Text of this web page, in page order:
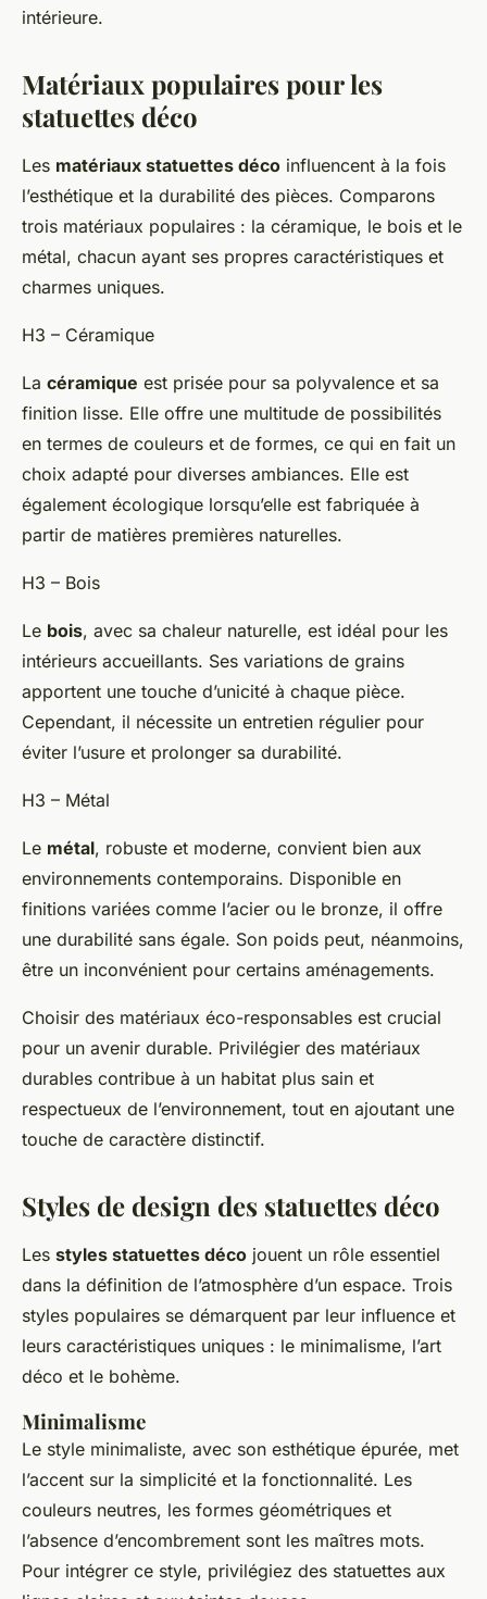
intérieure.
Matériaux populaires pour les
statuettes déco
Les matériaux statuettes déco influencent à la fois
l’esthétique et la durabilité des pièces. Comparons
trois matériaux populaires : la céramique, le bois et le
métal, chacun ayant ses propres caractéristiques et
charmes uniques.
H3 – Céramique
La céramique est prisée pour sa polyvalence et sa
finition lisse. Elle offre une multitude de possibilités
en termes de couleurs et de formes, ce qui en fait un
choix adapté pour diverses ambiances. Elle est
également écologique lorsqu’elle est fabriquée à
partir de matières premières naturelles.
H3 – Bois
Le bois, avec sa chaleur naturelle, est idéal pour les
intérieurs accueillants. Ses variations de grains
apportent une touche d’unicité à chaque pièce.
Cependant, il nécessite un entretien régulier pour
éviter l’usure et prolonger sa durabilité.
H3 – Métal
Le métal, robuste et moderne, convient bien aux
environnements contemporains. Disponible en
finitions variées comme l’acier ou le bronze, il offre
une durabilité sans égale. Son poids peut, néanmoins,
être un inconvénient pour certains aménagements.
Choisir des matériaux éco-responsables est crucial
pour un avenir durable. Privilégier des matériaux
durables contribue à un habitat plus sain et
respectueux de l’environnement, tout en ajoutant une
touche de caractère distinctif.
Styles de design des statuettes déco
Les styles statuettes déco jouent un rôle essentiel
dans la définition de l’atmosphère d’un espace. Trois
styles populaires se démarquent par leur influence et
leurs caractéristiques uniques : le minimalisme, l’art
déco et le bohème.
Minimalisme
Le style minimaliste, avec son esthétique épurée, met
l’accent sur la simplicité et la fonctionnalité. Les
couleurs neutres, les formes géométriques et
l’absence d’encombrement sont les maîtres mots.
Pour intégrer ce style, privilégiez des statuettes aux